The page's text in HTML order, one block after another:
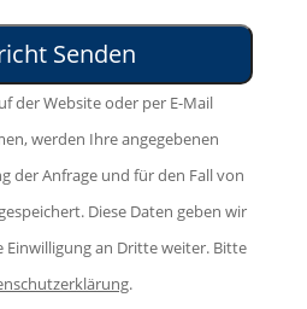
der Website oder per E-Mail
werden Ihre angegebenen
der Anfrage und für den Fall von
Diese Daten geben wir
an Dritte weiter. Bitte
.